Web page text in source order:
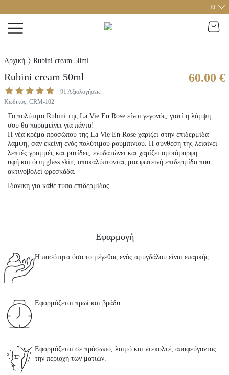
EL
Αρχική Rubini cream 50ml
Rubini cream 50ml
91 Αξιολογήσεις
Κωδικός: CRM-102
60.00 €
Το πολύτιμο Rubini της La Vie En Rose είναι γεγονός, γιατί η λάμψη
σου θα παραμείνει για πάντα!
Η νέα κρέμα προσώπου της La Vie En Rose χαρίζει στην επιδερμίδα
λάμψη, σαν εκείνη ενός πολύτιμου ρουμπινιού. Η σύνθεσή της λειαίνει
λεπτές γραμμές και ρυτίδες, ενυδατώνει και χαρίζει ομοιόμορφη
υφή και όψη glass skin, αποκαλύπτοντας μια φωτεινή επιδερμίδα που
ακτινοβολεί φρεσκάδα.
Ιδανική για κάθε τύπο επιδερμίδας.
Εφαρμογή
Η ποσότητα όσο το μέγεθος ενός αμυγδάλου είναι επαρκής
Εφαρμόζεται πρωί και βράδυ
Εφαρμόζεται σε πρόσωπο, λαιμό και ντεκολτέ, αποφεύγοντας
την περιοχή των ματιών.